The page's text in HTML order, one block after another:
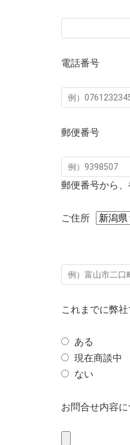
電話番号
郵便番号
郵便番号から、
ご住所
これまでに弊
ある
現在商談中
ない
お問合せ内容